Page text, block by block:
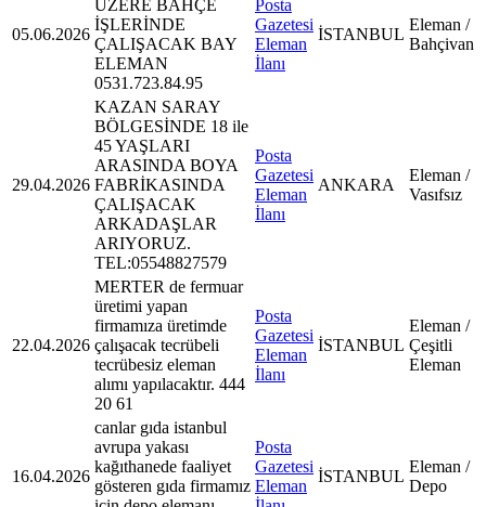
05.06.2026
ÜZERE BAHÇE
İŞLERİNDE
ÇALIŞACAK BAY
ELEMAN
0531.723.84.95
Posta
Gazetesi
Eleman
İlanı
İSTANBUL
Eleman /
Bahçivan
29.04.2026
KAZAN SARAY
BÖLGESİNDE 18 ile
45 YAŞLARI
ARASINDA BOYA
FABRİKASINDA
ÇALIŞACAK
ARKADAŞLAR
ARIYORUZ.
TEL:05548827579
Posta
Gazetesi
Eleman
İlanı
ANKARA
Eleman /
Vasıfsız
22.04.2026
MERTER de fermuar
üretimi yapan
firmamıza üretimde
çalışacak tecrübeli
tecrübesiz eleman
alımı yapılacaktır. 444
20 61
Posta
Gazetesi
Eleman
İlanı
İSTANBUL
Eleman /
Çeşitli
Eleman
16.04.2026
canlar gıda istanbul
avrupa yakası
kağıthanede faaliyet
gösteren gıda firmamız
Posta
Gazetesi
Eleman
İSTANBUL
Eleman /
Depo